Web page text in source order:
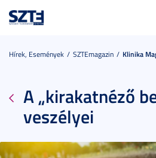
Hírek, Események SZTEmagazin Klinika
A „kirakatnéző
veszélyei